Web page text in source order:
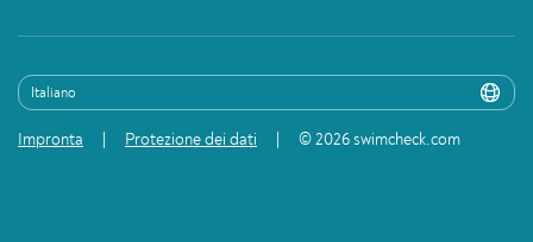
Impronta Protezione dei dati © 2026 swimcheck.com